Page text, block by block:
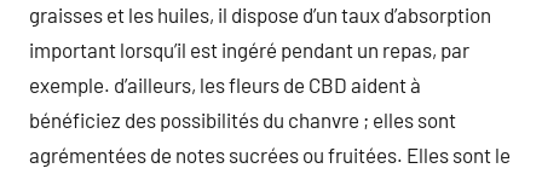
graisses et les huiles, il dispose d’un taux d’absorption
important lorsqu’il est ingéré pendant un repas, par
exemple. d’ailleurs, les fleurs de CBD aident à
bénéficiez des possibilités du chanvre ; elles sont
agrémentées de notes sucrées ou fruitées. Elles sont le